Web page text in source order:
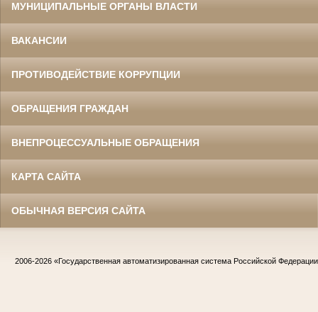
МУНИЦИПАЛЬНЫЕ ОРГАНЫ ВЛАСТИ
ВАКАНСИИ
ПРОТИВОДЕЙСТВИЕ КОРРУПЦИИ
ОБРАЩЕНИЯ ГРАЖДАН
ВНЕПРОЦЕССУАЛЬНЫЕ ОБРАЩЕНИЯ
КАРТА САЙТА
ОБЫЧНАЯ ВЕРСИЯ САЙТА
2006-2026 «Государственная автоматизированная система Российской